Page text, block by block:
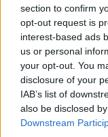
section to confirm
opt-out request is
interest-based ads
us or personal
your opt-out. You
disclosure of your
IAB’s list of
also be disclosed
Downstream